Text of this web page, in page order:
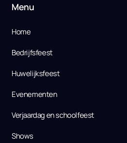
Menu
Home
Bedrijfsfeest
Huwelijksfeest
Evenementen
Verjaardag en schoolfeest
Shows